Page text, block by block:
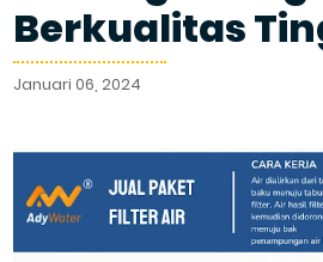
Berkualitas
Januari 06, 2024